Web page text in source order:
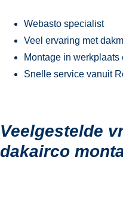
Webasto specialist
Veel ervaring met
Montage in werkplaats
Snelle service vanuit
Veelgestelde
dakairco